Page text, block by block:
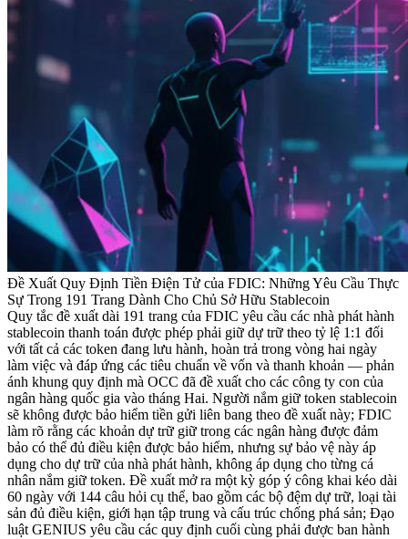
Đề Xuất Quy Định Tiền Điện Tử của FDIC: Những Yêu Cầu Thực
Sự Trong 191 Trang Dành Cho Chủ Sở Hữu Stablecoin
Quy tắc đề xuất dài 191 trang của FDIC yêu cầu các nhà phát hành
stablecoin thanh toán được phép phải giữ dự trữ theo tỷ lệ 1:1 đối
với tất cả các token đang lưu hành, hoàn trả trong vòng hai ngày
làm việc và đáp ứng các tiêu chuẩn về vốn và thanh khoản — phản
ánh khung quy định mà OCC đã đề xuất cho các công ty con của
ngân hàng quốc gia vào tháng Hai. Người nắm giữ token stablecoin
sẽ không được bảo hiểm tiền gửi liên bang theo đề xuất này; FDIC
làm rõ rằng các khoản dự trữ giữ trong các ngân hàng được đảm
bảo có thể đủ điều kiện được bảo hiểm, nhưng sự bảo vệ này áp
dụng cho dự trữ của nhà phát hành, không áp dụng cho từng cá
nhân nắm giữ token. Đề xuất mở ra một kỳ góp ý công khai kéo dài
60 ngày với 144 câu hỏi cụ thể, bao gồm các bộ đệm dự trữ, loại tài
sản đủ điều kiện, giới hạn tập trung và cấu trúc chống phá sản; Đạo
luật GENIUS yêu cầu các quy định cuối cùng phải được ban hành